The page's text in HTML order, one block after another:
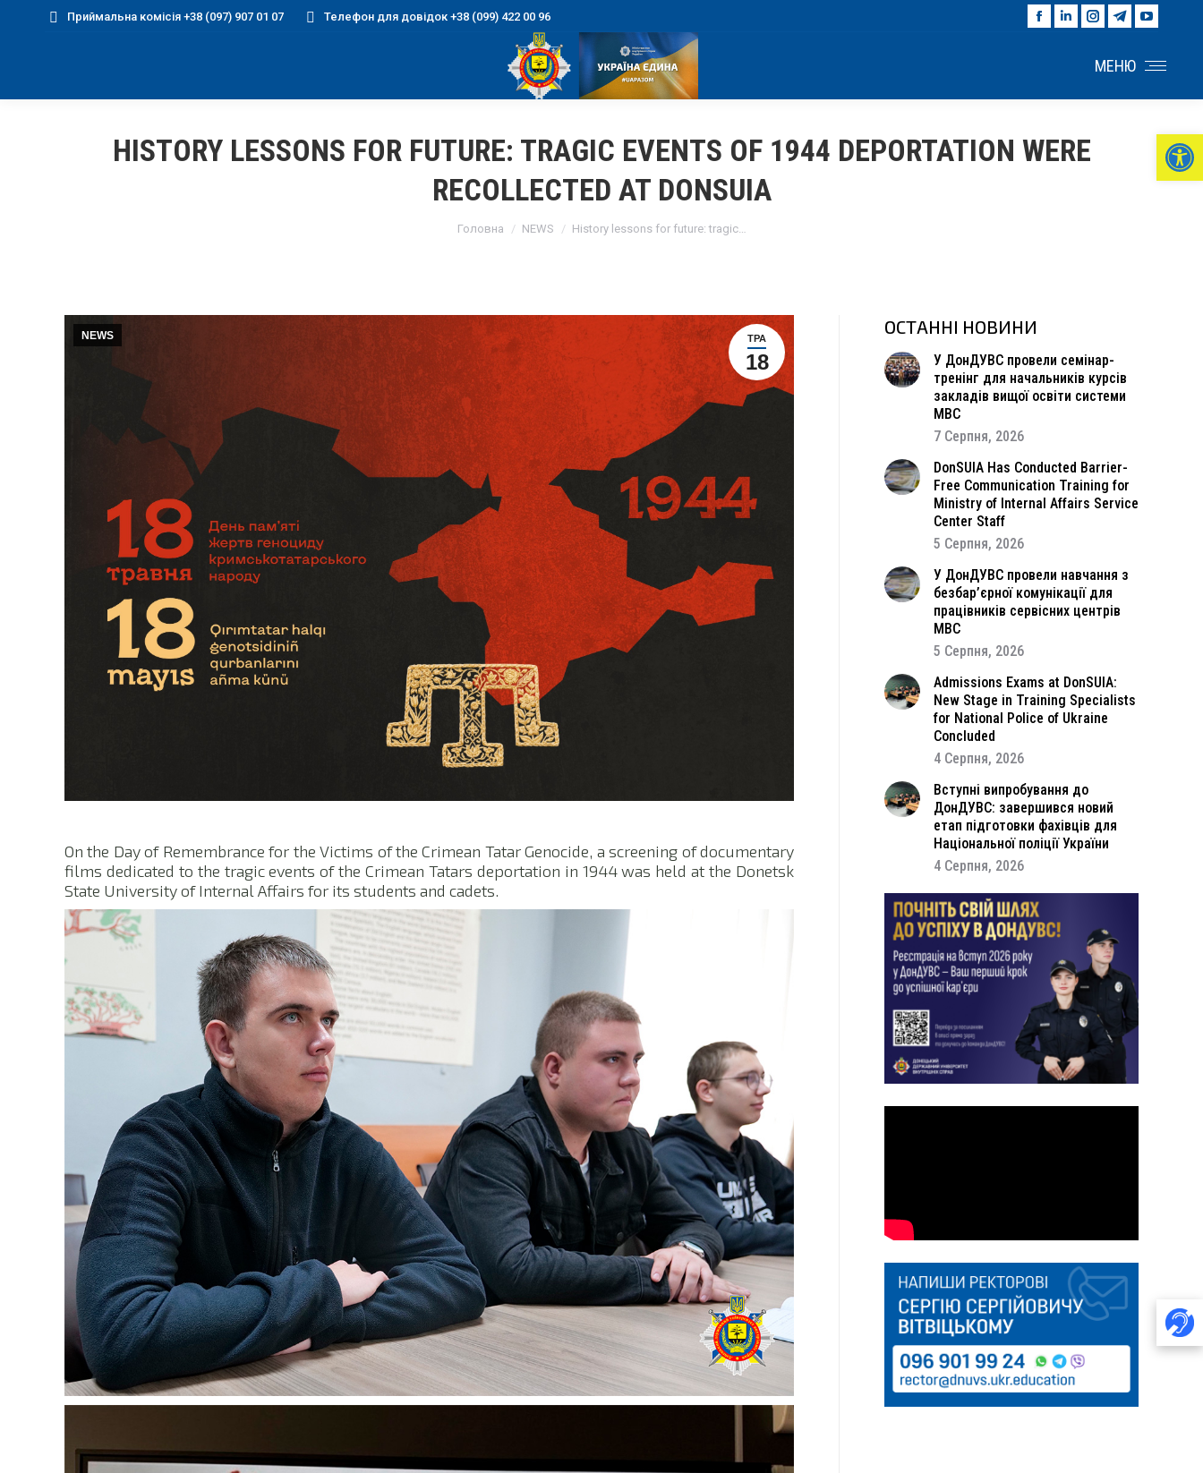
Приймальна комісія +38 (097) 907 01 07 Телефон для довідок +38 (099) 422 00 96
FacebookLinkedin
opens
Instagram
opens
window
Telegram
opens
window
opens
МЕНЮ
HISTORY LESSONS FOR FUTURE: TRAGIC EVENTS OF 1944 DEPORTATION WERE
RECOLLECTED AT DONSUIA
Головна NEWS History lessons for future: tragic…
ТРА
18
NEWS
On the Day of Remembrance for the Victims of the Crimean Tatar Genocide, a screening of documentary
films dedicated to the tragic events of the Crimean Tatars deportation in 1944 was held at the Donetsk
State University of Internal Affairs for its students and cadets.
ОСТАННІ НОВИНИ
У ДонДУВС провели семінар-
тренінг для начальників курсів
закладів вищої освіти системи
МВС
7 Серпня, 2026
DonSUIA Has Conducted Barrier-
Free Communication Training for
Ministry of Internal Affairs Service
Center Staff
5 Серпня, 2026
У ДонДУВС провели навчання з
безбар’єрної комунікації для
працівників сервісних центрів
МВС
5 Серпня, 2026
Admissions Exams at DonSUIA:
New Stage in Training Specialists
for National Police of Ukraine
Concluded
4 Серпня, 2026
Вступні випробування до
ДонДУВС: завершився новий
етап підготовки фахівців для
Національної поліції України
4 Серпня, 2026